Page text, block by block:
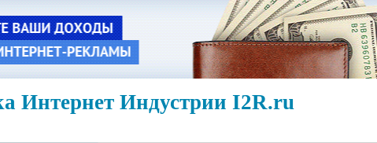
Интернет Индустрии I2R.ru